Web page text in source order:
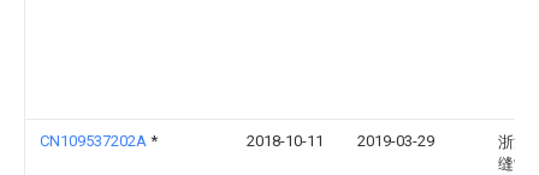
CN109537202A * 2018-10-11 2019-03-29
浙江
缝制